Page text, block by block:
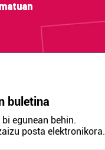
buletina
egunean behin.
posta elektronikora.